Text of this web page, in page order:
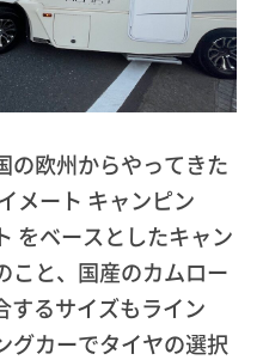
の欧州からやってきた
メート キャンピン
をベースとしたキャン
こと、国産のカムロー
するサイズもライン
グカーでタイヤの選択